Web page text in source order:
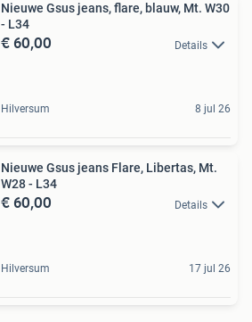
Nieuwe Gsus jeans, flare, blauw, Mt. W30
- L34
€ 60,00 Details
Hilversum 8 jul 26
Nieuwe Gsus jeans Flare, Libertas, Mt.
W28 - L34
€ 60,00 Details
Hilversum 17 jul 26